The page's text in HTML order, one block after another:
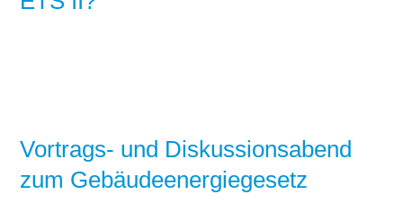
Vortrags- und Diskussionsabend
zum Gebäudeenergiegesetz